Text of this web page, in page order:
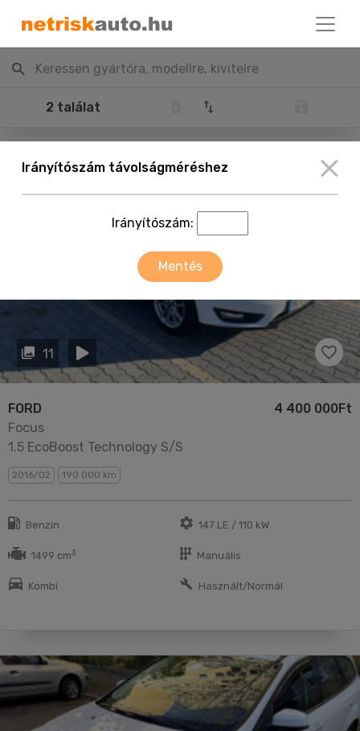
Keressen gyártóra, modellre, kivitelre
2 találat
11
FORD
4 400 000Ft
Focus
1.5 EcoBoost Technology S/S
2016/02 190 000 km
Benzin 147 LE / 110 kW
1499 cm3 Manuális
Kombi Használt/Normál
Irányítószám távolságméréshez
Irányítószám:
Mentés